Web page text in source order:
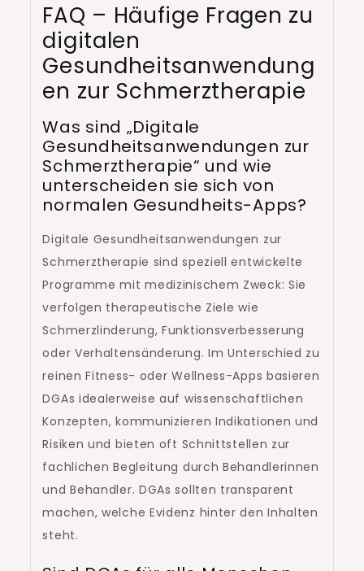
FAQ – Häufige Fragen zu
digitalen
Gesundheitsanwendung
en zur Schmerztherapie
Was sind „Digitale
Gesundheitsanwendungen zur
Schmerztherapie“ und wie
unterscheiden sie sich von
normalen Gesundheits-Apps?
Digitale Gesundheitsanwendungen zur
Schmerztherapie sind speziell entwickelte
Programme mit medizinischem Zweck: Sie
verfolgen therapeutische Ziele wie
Schmerzlinderung, Funktionsverbesserung
oder Verhaltensänderung. Im Unterschied zu
reinen Fitness- oder Wellness-Apps basieren
DGAs idealerweise auf wissenschaftlichen
Konzepten, kommunizieren Indikationen und
Risiken und bieten oft Schnittstellen zur
fachlichen Begleitung durch Behandlerinnen
und Behandler. DGAs sollten transparent
machen, welche Evidenz hinter den Inhalten
steht.